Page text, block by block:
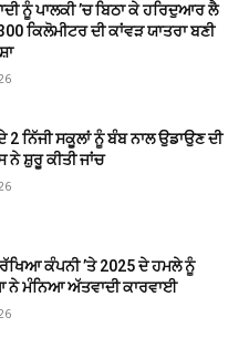
ਨੂੰ ਪਾਲਕੀ ’ਚ ਬਿਠਾ ਕੇ ਹਰਿਦੁਆਰ ਲੈ
ਕਿਲੋਮੀਟਰ ਦੀ ਕਾਂਵੜ ਯਾਤਰਾ ਬਣੀ
2 ਨਿੱਜੀ ਸਕੂਲਾਂ ਨੂੰ ਬੰਬ ਨਾਲ ਉਡਾਉਣ ਦੀ
ਨੇ ਸ਼ੁਰੂ ਕੀਤੀ ਜਾਂਚ
ਕੰਪਨੀ ’ਤੇ 2025 ਦੇ ਹਮਲੇ ਨੂੰ
ਮੰਨਿਆ ਅੱਤਵਾਦੀ ਕਾਰਵਾਈ